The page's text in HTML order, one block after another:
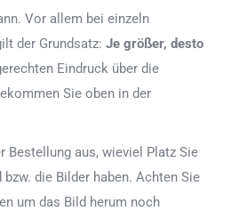
Vor allem bei einzeln
der Grundsatz: Je größer, desto
Eindruck über die
Sie oben in der
Bestellung aus, wieviel Platz Sie
die Bilder haben. Achten Sie
um das Bild herum noch